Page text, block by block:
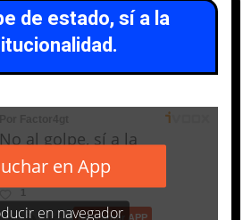
de estado, sí a la